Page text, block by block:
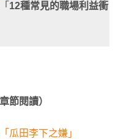
12種常見的職場利益衝
節閱讀）
瓜田李下之嫌」